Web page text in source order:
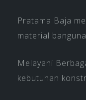
Pratama Baja
material
Melayani
kebutuhan